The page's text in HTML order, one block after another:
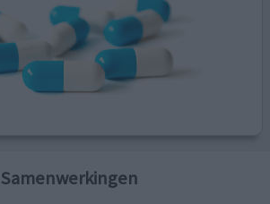
Samenwerkingen